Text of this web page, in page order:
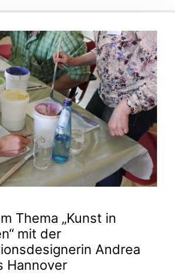
Thema „Kunst in
mit der
Andrea
Hannover